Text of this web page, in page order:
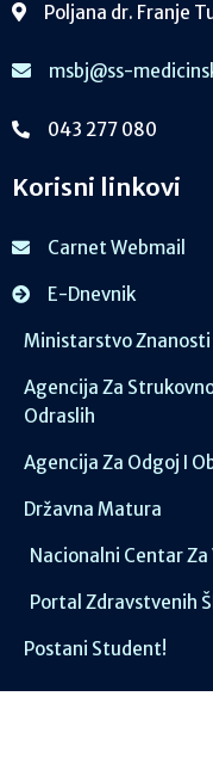
Poljana dr. Franje
msbj@ss-
043 277 080
Korisni linkovi
Carnet Webmail
E-Dnevnik
Ministarstvo Znanosti
Agencija Za
Odraslih
Agencija Za Odgoj I
Državna Matura
Nacionalni Centar
Portal Zdravstvenih
Postani Student!